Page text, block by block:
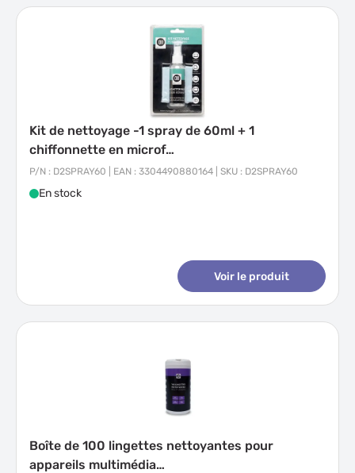
Kit de nettoyage -1 spray de 60ml + 1
chiffonnette en microf…
P/N : D2SPRAY60 | EAN : 3304490880164 | SKU : D2SPRAY60
En stock
Voir le produit
Boîte de 100 lingettes nettoyantes pour
appareils multimédia…